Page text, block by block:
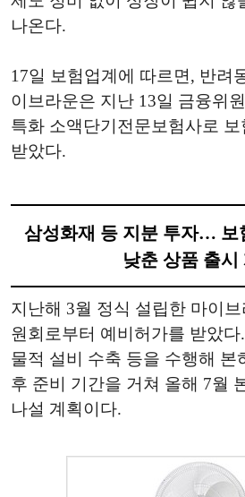
나온다.
17일 보험업계에 따르면, 반려
이브라운은 지난 13일 금융위
특화 소액단기전문보험사로
받았다.
삼성화재 등 지분 투자… 보
낮춘 상품 출시
지난해 3월 정식 설립한 마이
원회로부터 예비허가를 받았
물적 설비 수축 등을 수행해 본
후 준비 기간을 거쳐 올해 7월
나설 계획이다.